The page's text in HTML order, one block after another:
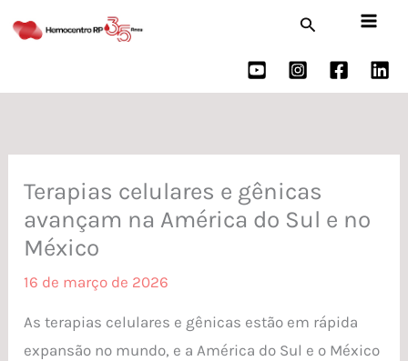
para
conteúdo
Pesquisar
Terapias celulares e gênicas
avançam na América do Sul e no
México
16 de março de 2026
As terapias celulares e gênicas estão em rápida
expansão no mundo, e a América do Sul e o México